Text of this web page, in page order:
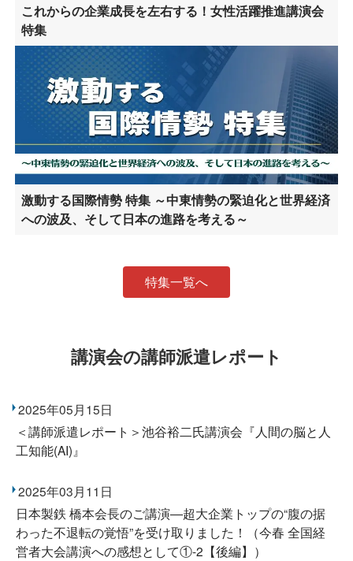
これからの企業成長を左右する！女性活躍推進講演会
特集
激動する国際情勢 特集 ～中東情勢の緊迫化と世界経済
への波及、そして日本の進路を考える～
特集一覧へ
講演会の講師派遣レポート
2025年05月15日
＜講師派遣レポート＞池谷裕二氏講演会『人間の脳と人
工知能(AI)』
2025年03月11日
日本製鉄 橋本会長のご講演―超大企業トップの“腹の据
わった不退転の覚悟”を受け取りました！（今春 全国経
営者大会講演への感想として①-2【後編】）